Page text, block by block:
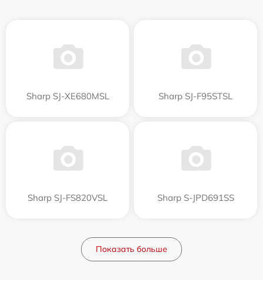
Sharp SJ-XE680MSL Sharp SJ-F95STSL
Sharp SJ-FS820VSL Sharp S-JPD691SS
Показать больше